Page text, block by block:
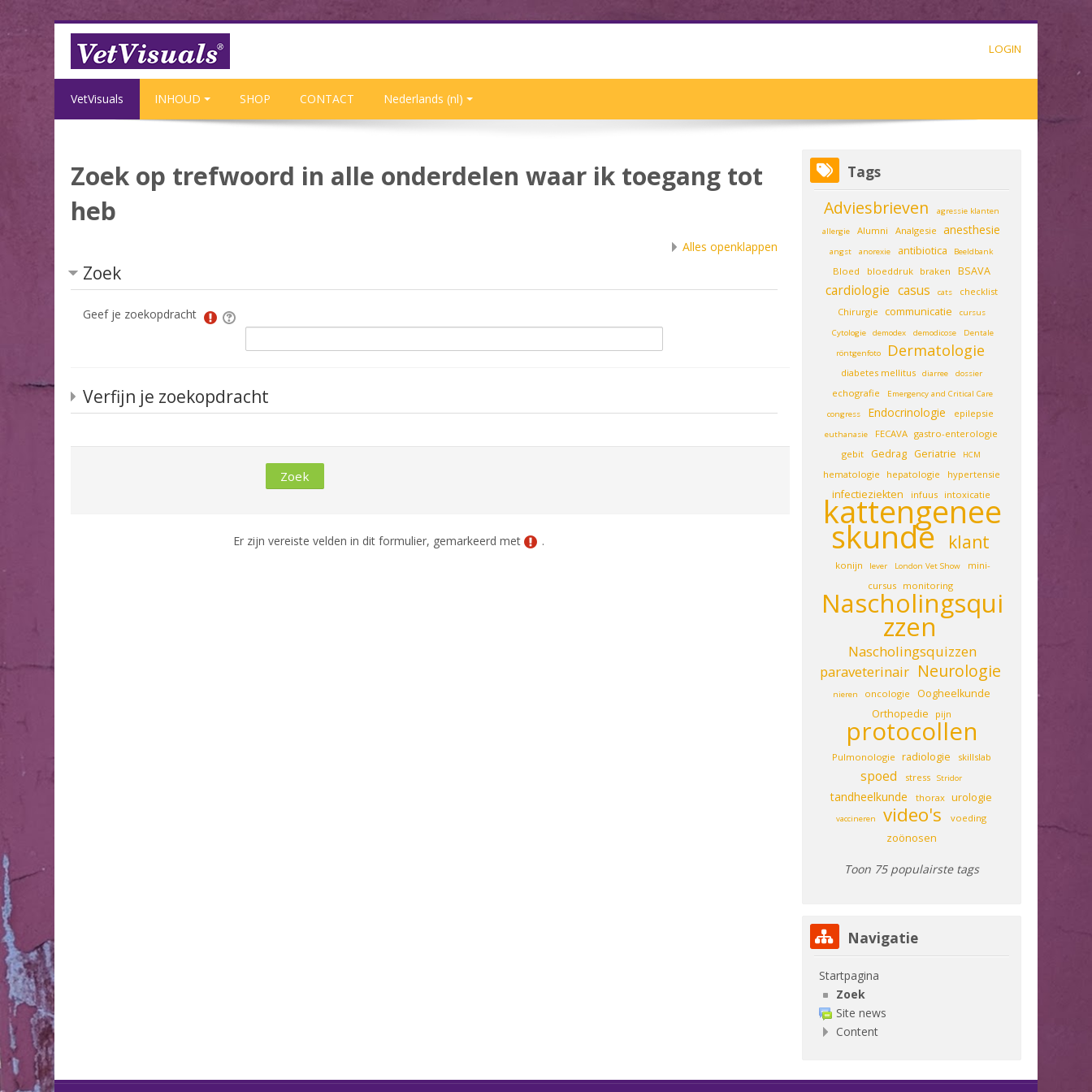
Ga naar hoofdinhoud
LOGIN
VetVisuals INHOUD SHOP CONTACT Nederlands ‎(nl)‎
Zoek op trefwoord in alle onderdelen waar ik toegang tot
heb
Alles openklappen
Zoek
Geef je zoekopdracht
Verfijn je zoekopdracht
Er zijn vereiste velden in dit formulier, gemarkeerd met .
Tags overslaan
Tags
Adviesbrieven
agressie klanten
allergie
Alumni Analgesie anesthesie
angst anorexie antibiotica Beeldbank
Bloed bloeddruk braken BSAVA
cardiologie casus cats
checklist
Chirurgie
communicatie
cursus
Cytologie
demodex demodicose
Dentale
röntgenfoto
Dermatologie
diabetes mellitus diarree dossier
echografie
Emergency and Critical Care
congress
Endocrinologie epilepsie
euthanasie FECAVA gastro-enterologie
gebit
Gedrag Geriatrie HCM
hematologie hepatologie hypertensie
infectieziekten infuus intoxicatie
kattengenee
skunde klant
konijn lever London Vet Show
mini-
cursus monitoring
Nascholingsqui
zzen
Nascholingsquizzen
paraveterinair Neurologie
nieren oncologie
Oogheelkunde
Orthopedie
pijn
protocollen
Pulmonologie radiologie skillslab
spoed stress Stridor
tandheelkunde thorax urologie
vaccineren video's voeding
zoönosen
Toon 75 populairste tags
Navigatie overslaan
Navigatie
Startpagina
Zoek
Site news
Content